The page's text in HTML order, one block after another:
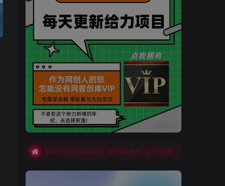
买VIP会员或加盟商-全年最低价-立即抢额
网创库-限时优惠 别错过!
买VIP会员或加盟商-全年最低价-立即抢额
网创库-限时优惠 别错过!